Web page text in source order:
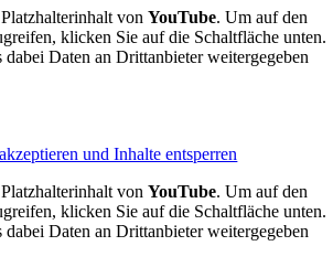
Platzhalterinhalt vonYouTube. Um auf den
klicken Sie auf die Schaltfläche unten.
dabei Daten an Drittanbieter weitergegeben
und Inhalte entsperren
Platzhalterinhalt vonYouTube. Um auf den
klicken Sie auf die Schaltfläche unten.
dabei Daten an Drittanbieter weitergegeben